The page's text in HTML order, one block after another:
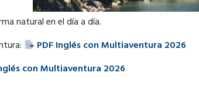
natural en el día a día.
PDF Inglés con Multiaventura 2026
con Multiaventura 2026